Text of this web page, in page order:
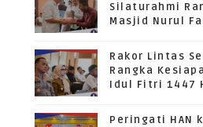
Silaturahmi
Masjid Nurul
Rakor Lintas
Rangka
Idul Fitri 1447
Peringati HAN